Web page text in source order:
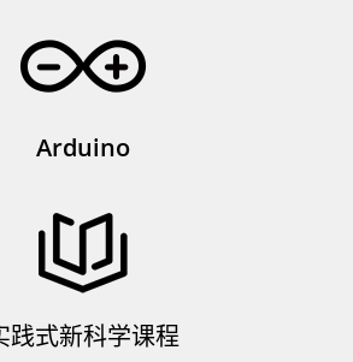
Arduino
践式新科学课程